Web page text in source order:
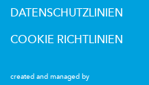
created and managed by
DATENSCHUTZLINIEN
COOKIE RICHTLINIEN